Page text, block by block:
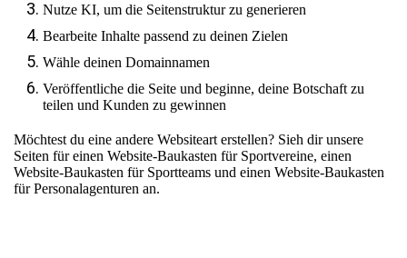
Nutze KI, um die Seitenstruktur zu generieren
Bearbeite Inhalte passend zu deinen Zielen
Wähle deinen Domainnamen
Veröffentliche die Seite und beginne, deine Botschaft zu
teilen und Kunden zu gewinnen
Möchtest du eine andere Websiteart erstellen? Sieh dir unsere
Seiten füreinen Website-Baukasten für Sportvereine, einen
Website-Baukasten für Sportteams und einen Website-Baukasten
für Personalagenturen an.